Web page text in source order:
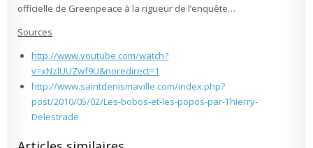
officielle de Greenpeace à la rigueur de l’enquête…
Sources
http://www.youtube.com/watch?
v=xNzlUUZwf9U&noredirect=1
http://www.saintdenismaville.com/index.php?
post/2010/05/02/Les-bobos-et-les-popos-par-Thierry-
Delestrade